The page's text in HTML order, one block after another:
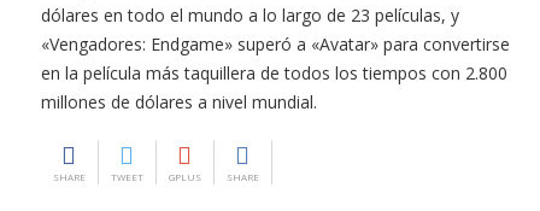
dólares en todo el mundo a lo largo de 23 películas, y
«Vengadores: Endgame» superó a «Avatar» para convertirse
en la película más taquillera de todos los tiempos con 2.800
millones de dólares a nivel mundial.
SHARE TWEET GPLUS SHARE